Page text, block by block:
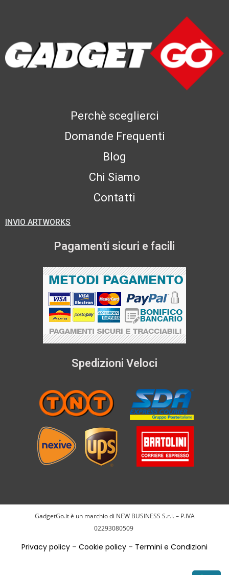
Perchè sceglierci
Domande Frequenti
Blog
Chi Siamo
Contatti
INVIO ARTWORKS
Pagamenti sicuri e facili
Spedizioni Veloci
GadgetGo.it è un marchio di NEW BUSINESS S.r.l. – P.IVA
02293080509
Privacy policy – Cookie policy – Termini e Condizioni